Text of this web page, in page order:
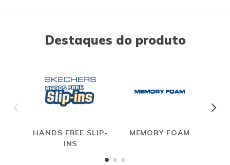
Destaques do produto
HANDS FREE SLIP-
INS
MEMORY FOAM